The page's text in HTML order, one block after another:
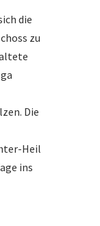
die
zu
Die
Heil
ins